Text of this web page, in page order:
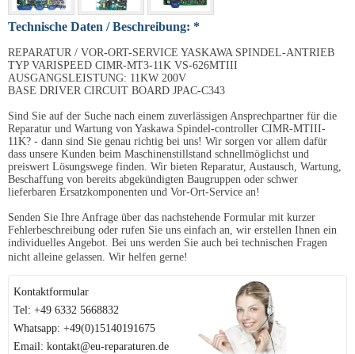
Technische Daten / Beschreibung: *
REPARATUR / VOR-ORT-SERVICE YASKAWA SPINDEL-ANTRIEB
TYP VARISPEED CIMR-MT3-11K VS-626MTIII
AUSGANGSLEISTUNG: 11KW 200V
BASE DRIVER CIRCUIT BOARD JPAC-C343
Sind Sie auf der Suche nach einem zuverlässigen Ansprechpartner für die
Reparatur und Wartung von Yaskawa Spindel-controller CIMR-MTIII-
11K? - dann sind Sie genau richtig bei uns! Wir sorgen vor allem dafür
dass unsere Kunden beim Maschinenstillstand schnellmöglichst und
preiswert Lösungswege finden. Wir bieten Reparatur, Austausch, Wartung,
Beschaffung von bereits abgekündigten Baugruppen oder schwer
lieferbaren Ersatzkomponenten und Vor-Ort-Service an!
Senden Sie Ihre Anfrage über das nachstehende Formular mit kurzer
Fehlerbeschreibung oder rufen Sie uns einfach an, wir erstellen Ihnen ein
individuelles Angebot. Bei uns werden Sie auch bei technischen Fragen
nicht alleine gelassen. Wir helfen gerne!
Kontaktformular
Tel: +49 6332 5668832
Whatsapp: +49(0)15140191675
Email: kontakt@eu-reparaturen.de